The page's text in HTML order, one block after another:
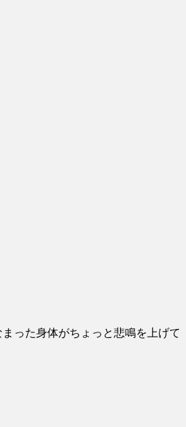
った身体がちょっと悲鳴を上げて